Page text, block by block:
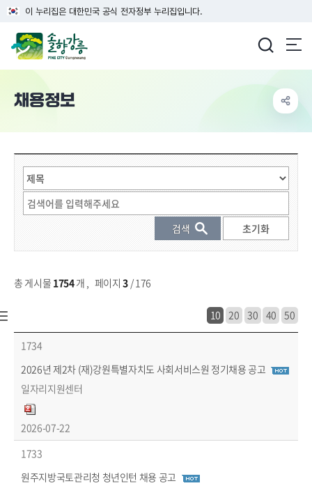
이 누리집은 대한민국 공식 전자정부 누리집입니다.
채용정보
총 게시물 1754개 , 페이지3 / 176
10 20 30 40 50
1734
2026년 제2차 (재)강원특별자치도 사회서비스원 정기채용 공고
일자리지원센터
2026-07-22
1733
원주지방국토관리청 청년인턴 채용 공고